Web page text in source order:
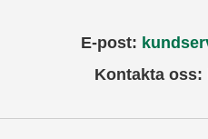
E-post:
Kontakta oss: